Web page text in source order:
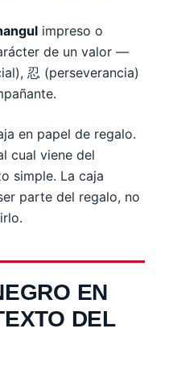
impreso o
de un valor —
忍 (perseverancia)
en papel de regalo.
cual viene del
simple. La caja
parte del regalo, no
EN
DEL